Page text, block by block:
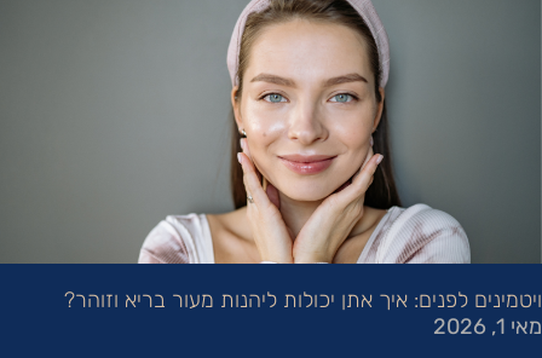
ויטמינים לפנים: איך אתן יכולות ליהנות מעור בריא וזוהר?
מאי 1, 2026